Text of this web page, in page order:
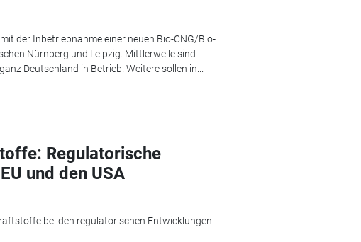
der Inbetriebnahme einer neuen Bio-CNG/Bio-
Nürnberg und Leipzig. Mittlerweile sind
Deutschland in Betrieb. Weitere sollen in...
Regulatorische
und den USA
bei den regulatorischen Entwicklungen